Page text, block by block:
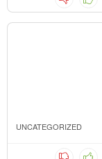
UNCATEGORIZED